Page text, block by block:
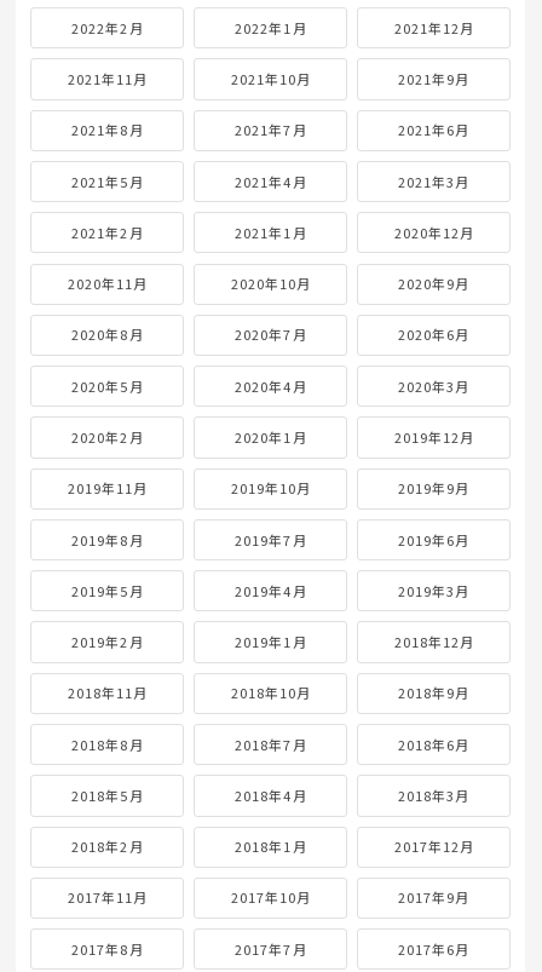
2022年2月 2022年1月 2021年12月
2021年11月 2021年10月 2021年9月
2021年8月 2021年7月 2021年6月
2021年5月 2021年4月 2021年3月
2021年2月 2021年1月 2020年12月
2020年11月 2020年10月 2020年9月
2020年8月 2020年7月 2020年6月
2020年5月 2020年4月 2020年3月
2020年2月 2020年1月 2019年12月
2019年11月 2019年10月 2019年9月
2019年8月 2019年7月 2019年6月
2019年5月 2019年4月 2019年3月
2019年2月 2019年1月 2018年12月
2018年11月 2018年10月 2018年9月
2018年8月 2018年7月 2018年6月
2018年5月 2018年4月 2018年3月
2018年2月 2018年1月 2017年12月
2017年11月 2017年10月 2017年9月
2017年8月 2017年7月 2017年6月